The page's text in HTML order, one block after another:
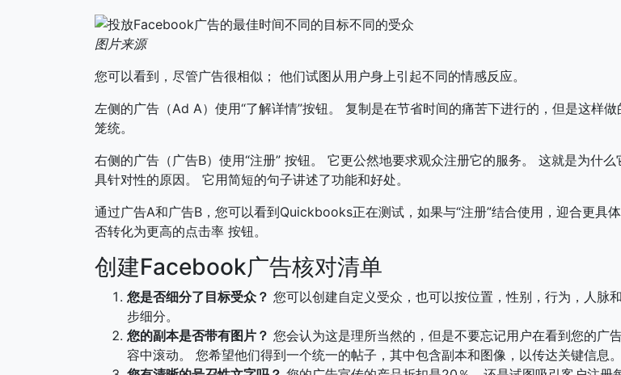
图片来源
您可以看到，尽管广告很相似； 他们试图从用户身上引起不同的情感反应。
左侧的广告（Ad A）使用“了解详情”按钮。 复制是在节省时间的痛苦下进行的，但是这样做
笼统。
右侧的广告（广告B）使用“注册” 按钮。 它更公然地要求观众注册它的服务。 这就是为什么
具针对性的原因。 它用简短的句子讲述了功能和好处。
通过广告A和广告B，您可以看到Quickbooks正在测试，如果与“注册”结合使用，迎合更具
否转化为更高的点击率 按钮。
创建Facebook广告核对清单
您是否细分了目标受众？ 您可以创建自定义受众，也可以按位置，性别，行为，人脉
步细分。
您的副本是否带有图片？ 您会认为这是理所当然的，但是不要忘记用户在看到您的广
容中滚动。 您希望他们得到一个统一的帖子，其中包含副本和图像，以传达关键信息。